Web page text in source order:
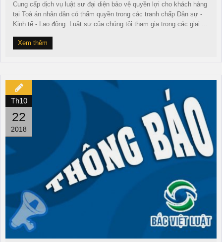
Cung cấp dịch vụ luật sư đại diện bảo vệ quyền lợi cho khách hàng
tại Toà án nhân dân có thẩm quyền trong các tranh chấp Dân sự -
Kinh tế - Lao động. Luật sư của chúng tôi tham gia trong các giai ...
Xem thêm
Th10
22
2018